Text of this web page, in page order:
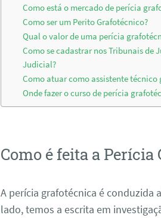
Como está o mercado de perícia
Como ser um Perito Grafotécnico?
Qual o valor de uma perícia
Como se cadastrar nos Tribunais de
Judicial?
Como atuar como assistente técnico
Onde fazer o curso de perícia
Como é feita a
A perícia grafotécnica é conduzida
lado, temos a escrita em